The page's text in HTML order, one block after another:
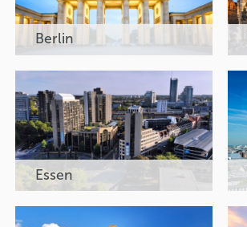
Berlin
Essen